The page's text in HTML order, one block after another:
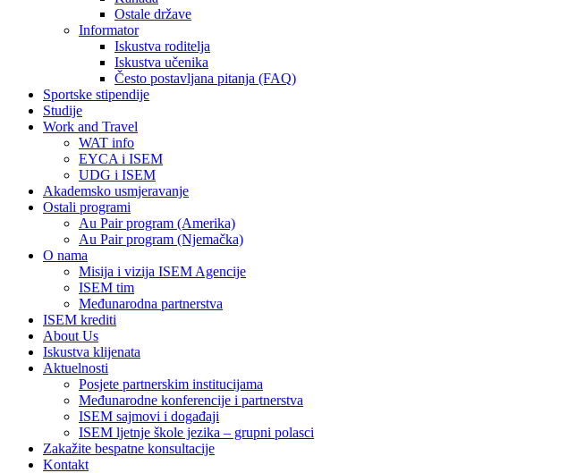
Ostale države
Informator
Iskustva roditelja
Iskustva učenika
Često postavljana pitanja (FAQ)
Sportske stipendije
Studije
Work and Travel
WAT info
EYCA i ISEM
UDG i ISEM
Akademsko usmjeravanje
Ostali programi
Au Pair program (Amerika)
Au Pair program (Njemačka)
O nama
Misija i vizija ISEM Agencije
ISEM tim
Međunarodna partnerstva
ISEM krediti
About Us
Iskustva klijenata
Aktuelnosti
Posjete partnerskim institucijama
Međunarodne konferencije i partnerstva
ISEM sajmovi i događaji
ISEM ljetnje škole jezika – grupni polasci
Zakažite bespatne konsultacije
Kontakt